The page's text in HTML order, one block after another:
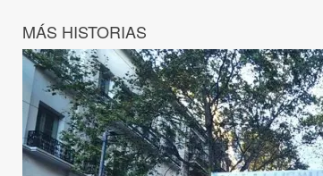
MÁS HISTORIAS